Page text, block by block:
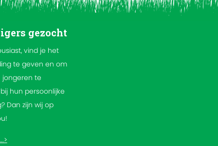
gezocht
vind je het
te geven en om
jongeren te
hun persoonlijke
Dan zijn wij op